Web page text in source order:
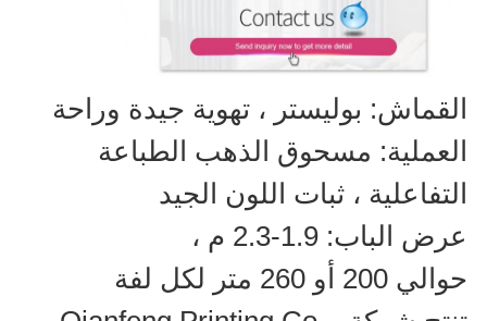
القماش: بوليستر ، تهوية جيدة وراحة
العملية: مسحوق الذهب الطباعة
التفاعلية ، ثبات اللون الجيد
عرض الباب: 1.9-2.3 م ،
حوالي 200 أو 260 متر لكل لفة